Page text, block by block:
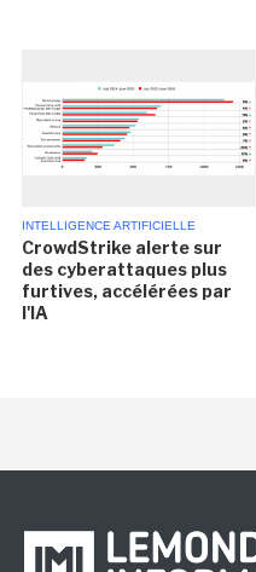
INTELLIGENCE ARTIFICIELLE
CrowdStrike alerte sur
des cyberattaques plus
furtives, accélérées par
l'IA